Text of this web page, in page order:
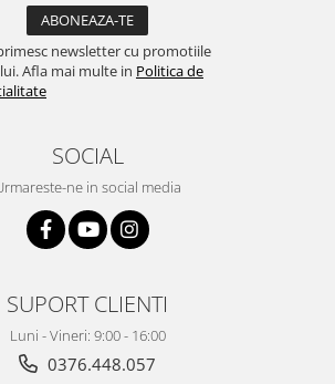
newsletter cu promotiile
Afla mai multe in Politica de
SOCIAL
ne in social media
SUPORT CLIENTI
Luni - Vineri: 9:00 - 16:00
0376.448.057